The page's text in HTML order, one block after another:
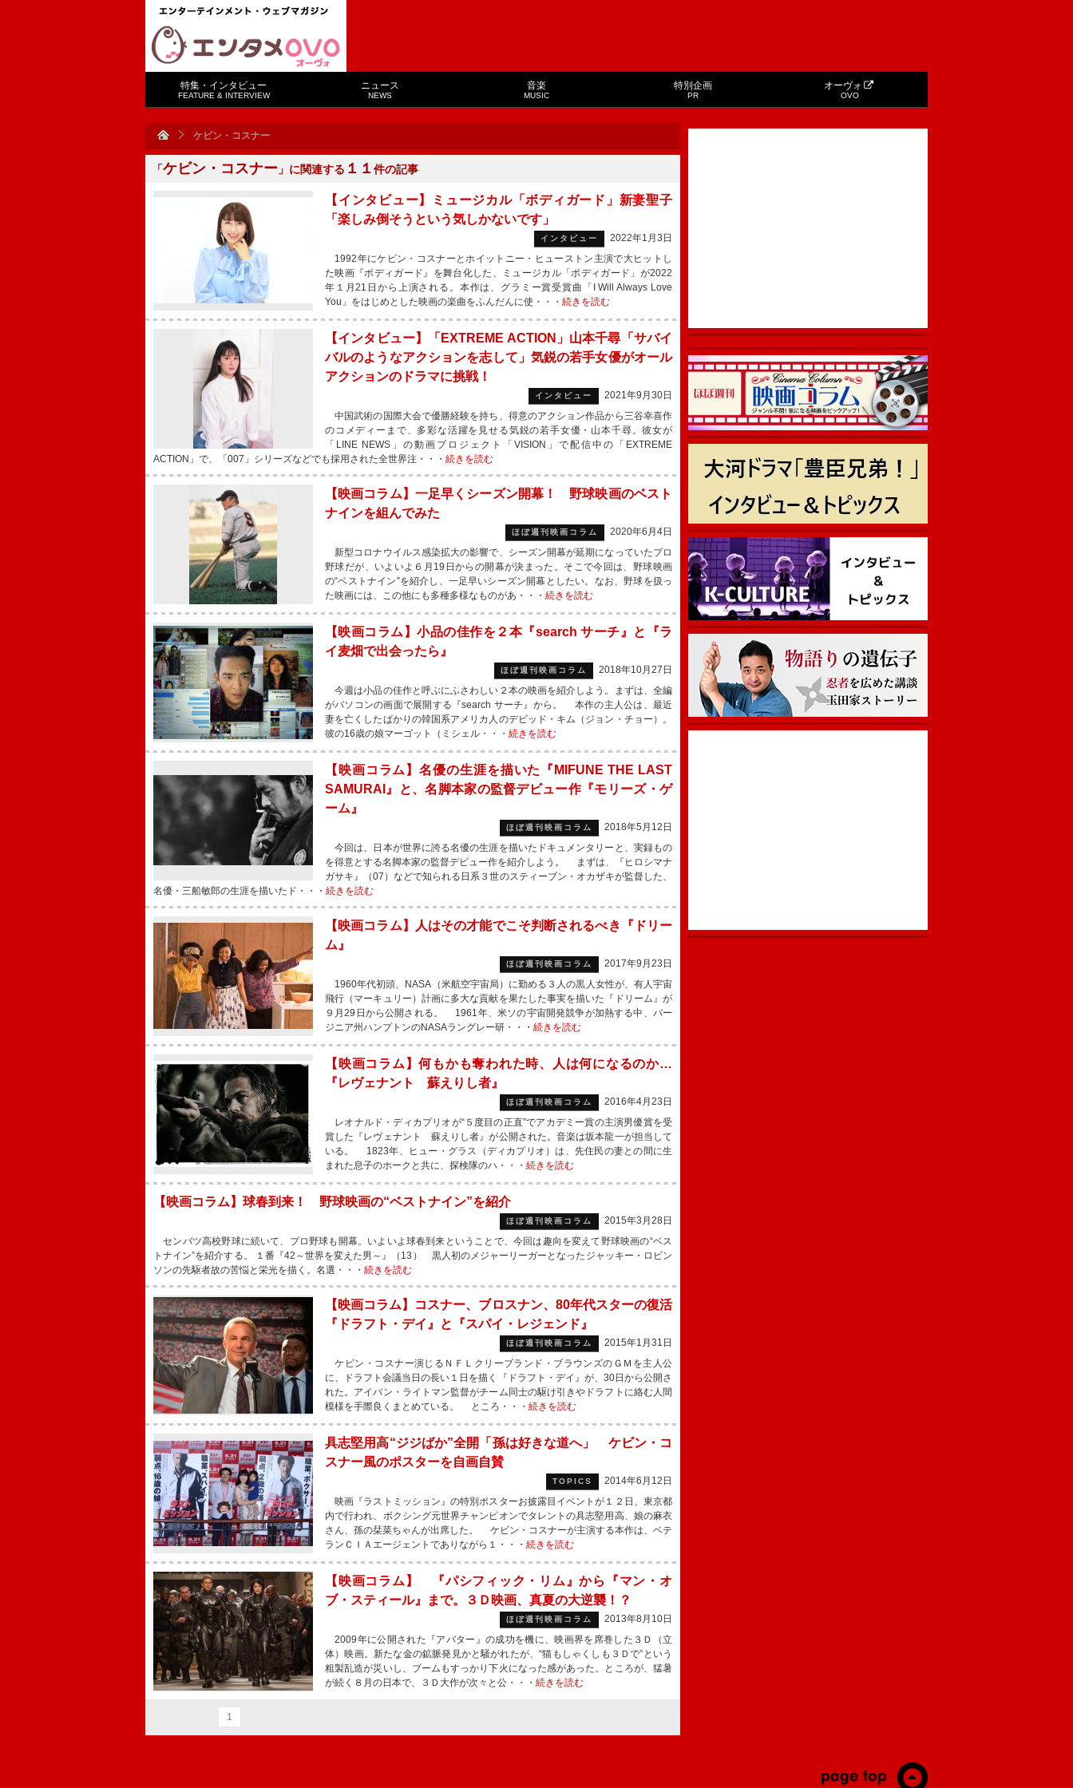
特集・インタビュー
FEATURE & INTERVIEW
ニュース
NEWS
音楽
MUSIC
特別企画
PR
オーヴォ
OVO
ケビン・コスナー
「ケビン・コスナー 」に関連する １１ 件の記事
【インタビュー】ミュージカル「ボディガード」新妻聖子
「楽しみ倒そうという気しかないです」
インタビュー
2022年1月3日
1992年にケビン・コスナーとホイットニー・ヒューストン主演で大ヒットし
た映画『ボディガード』を舞台化した、ミュージカル「ボディガード」が2022
年１月21日から上演される。本作は、グラミー賞受賞曲「I Will Always Love
You」をはじめとした映画の楽曲をふんだんに使・・・ 続きを読む
【インタビュー】「EXTREME ACTION」山本千尋「サバイ
バルのようなアクションを志して」気鋭の若手女優がオール
アクションのドラマに挑戦！
インタビュー
2021年9月30日
中国武術の国際大会で優勝経験を持ち、得意のアクション作品から三谷幸喜作
のコメディーまで、多彩な活躍を見せる気鋭の若手女優・山本千尋。彼女が
「LINE NEWS」の動画プロジェクト「VISION」で配信中の「EXTREME
ACTION」で、「007」シリーズなどでも採用された全世界注・・・ 続きを読む
【映画コラム】一足早くシーズン開幕！ 野球映画のベスト
ナインを組んでみた
ほぼ週刊映画コラム
2020年6月4日
新型コロナウイルス感染拡大の影響で、シーズン開幕が延期になっていたプロ
野球だが、いよいよ６月19日からの開幕が決まった。そこで今回は、野球映画
の“ベストナイン”を紹介し、一足早いシーズン開幕としたい。なお、野球を扱っ
た映画には、この他にも多種多様なものがあ・・・ 続きを読む
【映画コラム】小品の佳作を２本『search サーチ』と『ラ
イ麦畑で出会ったら』
ほぼ週刊映画コラム
2018年10月27日
今週は小品の佳作と呼ぶにふさわしい２本の映画を紹介しよう。まずは、全編
がパソコンの画面で展開する『search サーチ』から。 本作の主人公は、最近
妻を亡くしたばかりの韓国系アメリカ人のデビッド・キム（ジョン・チョー）。
彼の16歳の娘マーゴット（ミシェル・・・ 続きを読む
【映画コラム】名優の生涯を描いた『MIFUNE THE LAST
SAMURAI』と、名脚本家の監督デビュー作『モリーズ・ゲ
ーム』
ほぼ週刊映画コラム
2018年5月12日
今回は、日本が世界に誇る名優の生涯を描いたドキュメンタリーと、実録もの
を得意とする名脚本家の監督デビュー作を紹介しよう。 まずは、『ヒロシマナ
ガサキ』（07）などで知られる日系３世のスティーブン・オカザキが監督した、
名優・三船敏郎の生涯を描いたド・・・ 続きを読む
【映画コラム】人はその才能でこそ判断されるべき『ドリー
ム』
ほぼ週刊映画コラム
2017年9月23日
1960年代初頭、NASA（米航空宇宙局）に勤める３人の黒人女性が、有人宇宙
飛行（マーキュリー）計画に多大な貢献を果たした事実を描いた『ドリーム』が
９月29日から公開される。 1961年、米ソの宇宙開発競争が加熱する中、バー
ジニア州ハンプトンのNASAラングレー研・・・ 続きを読む
【映画コラム】何もかも奪われた時、人は何になるのか…
『レヴェナント 蘇えりし者』
ほぼ週刊映画コラム
2016年4月23日
レオナルド・ディカプリオが“５度目の正直”でアカデミー賞の主演男優賞を受
賞した『レヴェナント 蘇えりし者』が公開された。音楽は坂本龍一が担当して
いる。 1823年、ヒュー・グラス（ディカプリオ）は、先住民の妻との間に生
まれた息子のホークと共に、探検隊のハ・・・ 続きを読む
【映画コラム】球春到来！ 野球映画の“ベストナイン”を紹介
ほぼ週刊映画コラム
2015年3月28日
センバツ高校野球に続いて、プロ野球も開幕。いよいよ球春到来ということで、今回は趣向を変えて野球映画の“ベス
トナイン”を紹介する。 １番『42～世界を変えた男～』（13） 黒人初のメジャーリーガーとなったジャッキー・ロビン
ソンの先駆者故の苦悩と栄光を描く。名選・・・ 続きを読む
【映画コラム】コスナー、ブロスナン、80年代スターの復活
『ドラフト・デイ』と『スパイ・レジェンド』
ほぼ週刊映画コラム
2015年1月31日
ケビン・コスナー演じるＮＦＬクリーブランド・ブラウンズのＧＭを主人公
に、ドラフト会議当日の長い１日を描く『ドラフト・デイ』が、30日から公開さ
れた。アイバン・ライトマン監督がチーム同士の駆け引きやドラフトに絡む人間
模様を手際良くまとめている。 ところ・・・ 続きを読む
具志堅用高“ジジばか”全開「孫は好きな道へ」 ケビン・コ
スナー風のポスターを自画自賛
TOPICS
2014年6月12日
映画『ラストミッション』の特別ポスターお披露目イベントが１２日、東京都
内で行われ、ボクシング元世界チャンピオンでタレントの具志堅用高、娘の麻衣
さん、孫の栞菜ちゃんが出席した。 ケビン・コスナーが主演する本作は、ベテ
ランＣＩＡエージェントでありながら１・・・ 続きを読む
【映画コラム】 『パシフィック・リム』から『マン・オ
ブ・スティール』まで。３Ｄ映画、真夏の大逆襲！？
ほぼ週刊映画コラム
2013年8月10日
2009年に公開された『アバター』の成功を機に、映画界を席巻した３Ｄ（立
体）映画。新たな金の鉱脈発見かと騒がれたが、“猫もしゃくしも３Ｄで”という
粗製乱造が災いし、ブームもすっかり下火になった感があった。ところが、猛暑
が続く８月の日本で、３Ｄ大作が次々と公・・・ 続きを読む
1